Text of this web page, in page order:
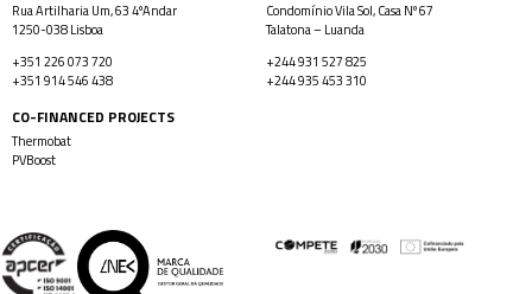
Rua Artilharia Um, 63 4ºAndar
1250-038 Lisboa
+351 226 073 720
+351 914 546 438
Condomínio Vila Sol, Casa Nº 67
Talatona – Luanda
+244 931 527 825
+244 935 453 310
CO-FINANCED PROJECTS
Thermobat
PVBoost